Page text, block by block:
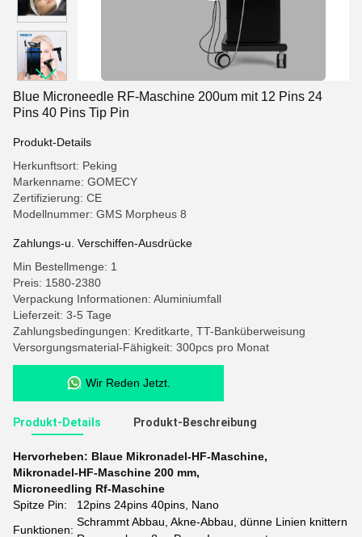
Blue Microneedle RF-Maschine 200um mit 12 Pins 24
Pins 40 Pins Tip Pin
Produkt-Details
Herkunftsort: Peking
Markenname: GOMECY
Zertifizierung: CE
Modellnummer: GMS Morpheus 8
Zahlungs-u. Verschiffen-Ausdrücke
Min Bestellmenge: 1
Preis: 1580-2380
Verpackung Informationen: Aluminiumfall
Lieferzeit: 3-5 Tage
Zahlungsbedingungen: Kreditkarte, TT-Banküberweisung
Versorgungsmaterial-Fähigkeit: 300pcs pro Monat
Wir Reden Jetzt.
Produkt-Details Produkt-Beschreibung
Hervorheben: Blaue Mikronadel-HF-Maschine,
Mikronadel-HF-Maschine 200 mm,
Microneedling Rf-Maschine
Spitze Pin:
12pins 24pins 40pins, Nano
Funktionen:
Schrammt Abbau, Akne-Abbau, dünne Linien knittern